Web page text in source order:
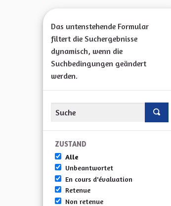
Das untenstehende Formular
filtert die Suchergebnisse
dynamisch, wenn die
Suchbedingungen geändert
werden.
ZUSTAND
Alle
Unbeantwortet
En cours d'évaluation
Retenue
Non retenue